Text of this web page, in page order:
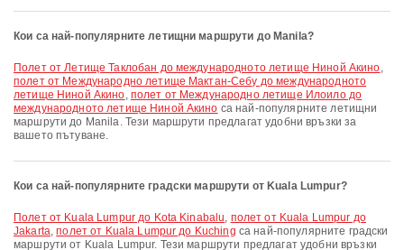
Кои са най-популярните летищни маршрути до Manila?
полет от Летище Таклобан до международното летище Ниной Акино,
полет от Международно летище Мактан-Себу до международното
летище Ниной Акино, полет от Международно летище Илоило до
международното летище Ниной Акино са най-популярните летищни
маршрути до Manila. Тези маршрути предлагат удобни връзки за
вашето пътуване.
Кои са най-популярните градски маршрути от Kuala Lumpur?
полет от Kuala Lumpur до Kota Kinabalu, полет от Kuala Lumpur до
Jakarta,полет от Kuala Lumpur до Kuching са най-популярните градски
маршрути от Kuala Lumpur. Тези маршрути предлагат удобни връзки